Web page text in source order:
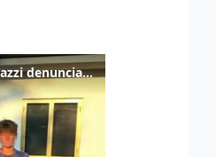
Caso Pradamano, parla uno dei ragazzi denunciati per la limonata: "Volevo anche aiutare i miei"